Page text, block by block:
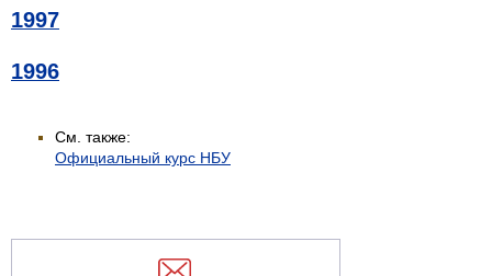
1997
1996
См. также:
Официальный курс НБУ